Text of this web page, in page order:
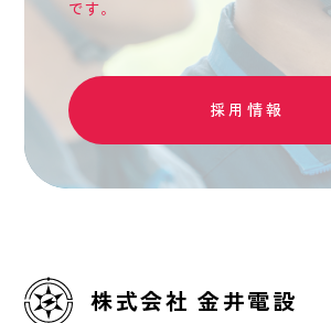
です。
採用情報
株式会社 金井電設